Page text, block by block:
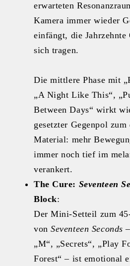
erwarteten
Kamera immer wieder
einfängt, die
sich tragen.
Die mittlere Phase mit
„A Night Like This“,
Between Days“ wirkt
gesetzter Gegenpol zum
Material: mehr
immer noch tief im
verankert.
The Cure: Seventeen
Block:
Der Mini‑Setteil zum
vonSeventeen Seconds
„M“, „Secrets“, „Play
Forest“ – ist emotional